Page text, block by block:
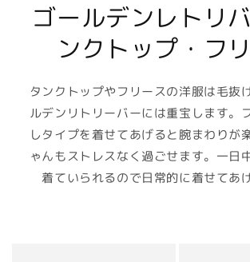
ゴールデンレトリ
ンクトップ・フ
タンクトップやフリースの洋服は毛抜
ルデンリトリーバーには重宝します。
しタイプを着せてあげると腕まわりが
ゃんもストレスなく過ごせます。一日
着ていられるので日常的に着せてあ